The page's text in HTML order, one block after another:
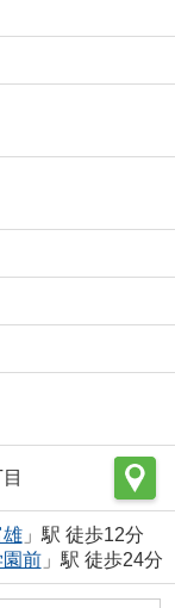
」駅 徒歩12分
園前」駅 徒歩24分